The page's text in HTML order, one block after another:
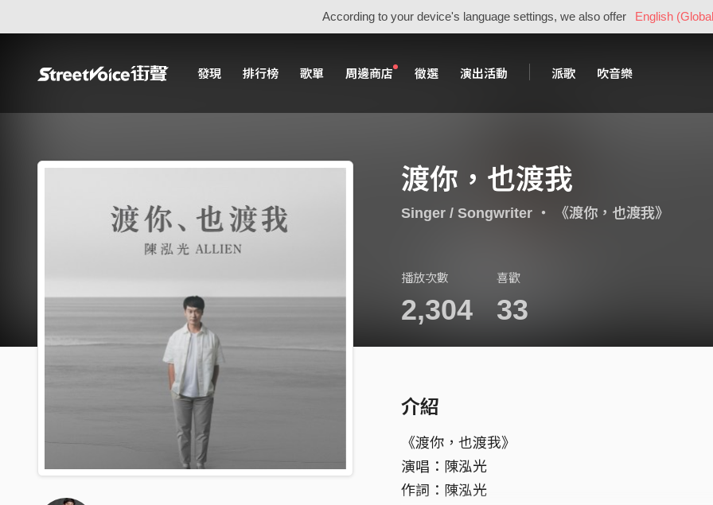
According to your device's language settings, we also offer English
發現 排行榜 歌單 周邊商店 徵選 演出活動 派歌 吹音樂
渡你，也渡我
Singer / Songwriter・ 《渡你，也渡我》
播放次數
2,304
喜歡
33
介紹
《渡你，也渡我》
演唱：陳泓光
作詞：陳泓光